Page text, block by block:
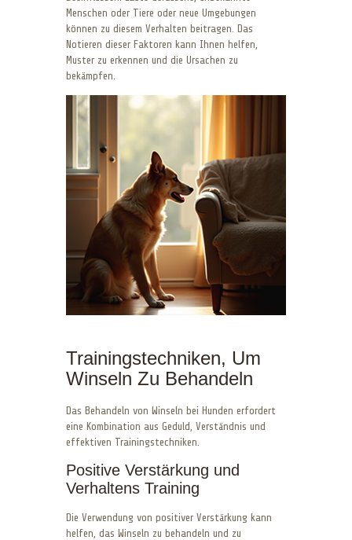
Menschen oder Tiere oder neue Umgebungen
können zu diesem Verhalten beitragen. Das
Notieren dieser Faktoren kann Ihnen helfen,
Muster zu erkennen und die Ursachen zu
bekämpfen.
Trainingstechniken, Um
Winseln Zu Behandeln
Das Behandeln von Winseln bei Hunden erfordert
eine Kombination aus Geduld, Verständnis und
effektiven Trainingstechniken.
Positive Verstärkung und
Verhaltens Training
Die Verwendung von positiver Verstärkung kann
helfen, das Winseln zu behandeln und zu